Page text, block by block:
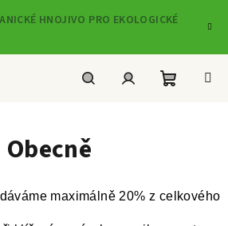
HNOJIVO PRO EKOLOGICKÉ
Obecně
maximálně 20% z celkového